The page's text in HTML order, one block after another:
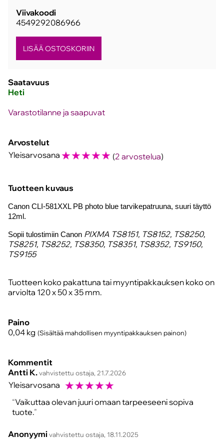
Viivakoodi
4549292086966
Saatavuus
Heti
Varastotilanne ja saapuvat
Arvostelut
Yleisarvosana ☆☆☆☆☆ (2 arvostelua)
Tuotteen kuvaus
Canon CLI-581XXL PB photo blue tarvikepatruuna, suuri täyttö
12ml.
Sopii tulostimiin Canon PIXMA TS8151, TS8152, TS8250,
TS8251, TS8252, TS8350, TS8351, TS8352, TS9150,
TS9155
Tuotteen koko pakattuna tai myyntipakkauksen koko on
arviolta 120 x 50 x 35 mm.
Paino
0,04 kg (Sisältää mahdollisen myyntipakkauksen painon)
Kommentit
Antti K.vahvistettu ostaja, 21.7.2026
Yleisarvosana ☆☆☆☆☆
Vaikuttaa olevan juuri omaan tarpeeseeni sopiva
tuote.
Anonyymivahvistettu ostaja, 18.11.2025